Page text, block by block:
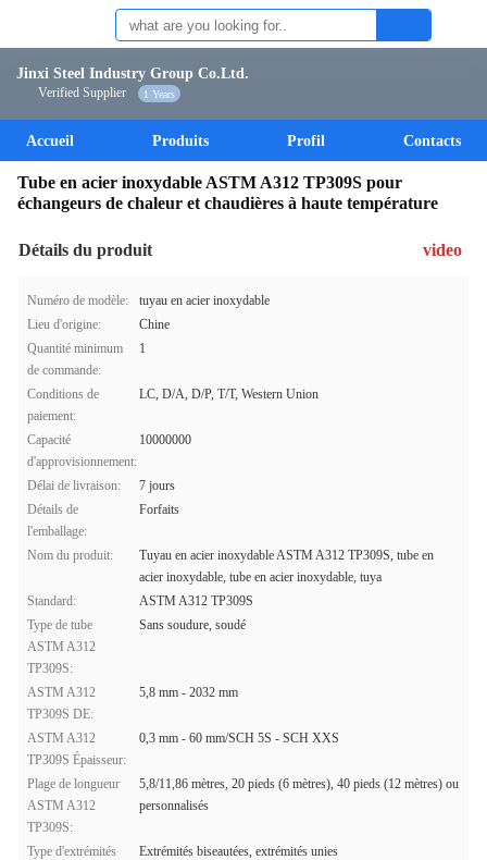
Jinxi Steel Industry Group Co.Ltd.
Verified Supplier 1 Years
Accueil Produits Profil Contacts
Tube en acier inoxydable ASTM A312 TP309S pour
échangeurs de chaleur et chaudières à haute température
Détails du produit video
Numéro de modèle:
tuyau en acier inoxydable
Lieu d'origine:
Chine
Quantité minimum
de commande:
1
Conditions de
paiement:
LC, D/A, D/P, T/T, Western Union
Capacité
d'approvisionnement:
10000000
Délai de livraison:
7 jours
Détails de
l'emballage:
Forfaits
Nom du produit:
Tuyau en acier inoxydable ASTM A312 TP309S, tube en
acier inoxydable, tube en acier inoxydable, tuya
Standard:
ASTM A312 TP309S
Type de tube
ASTM A312
TP309S:
Sans soudure, soudé
ASTM A312
TP309S DE:
5,8 mm - 2032 mm
ASTM A312
TP309S Épaisseur:
0,3 mm - 60 mm/SCH 5S - SCH XXS
Plage de longueur
ASTM A312
TP309S:
5,8/11,86 mètres, 20 pieds (6 mètres), 40 pieds (12 mètres) ou
personnalisés
Type d'extrémités
Extrémités biseautées, extrémités unies